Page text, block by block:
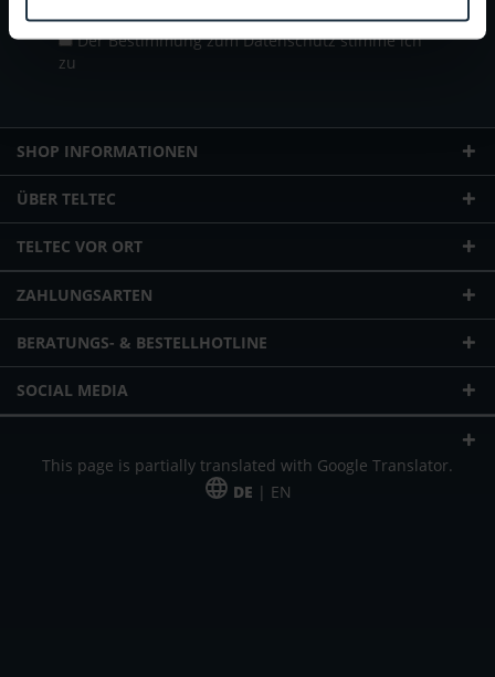
Der Bestimmung zumDatenschutzstimme ich
zu
SHOP INFORMATIONEN
ÜBER TELTEC
TELTEC VOR ORT
ZAHLUNGSARTEN
BERATUNGS- & BESTELLHOTLINE
SOCIAL MEDIA
This page is partially translated with Google Translator.
DE | EN